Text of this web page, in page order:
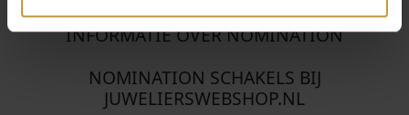
INFORMATIE OVER NOMINATION
NOMINATION SCHAKELS BIJ
JUWELIERSWEBSHOP.NL